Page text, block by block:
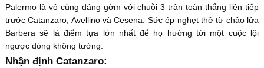
Palermo là vô cùng đáng gờm với chuỗi 3 trận toàn thắng liên tiếp
trước Catanzaro, Avellino và Cesena. Sức ép nghẹt thở từ chảo lửa
Barbera sẽ là điểm tựa lớn nhất để họ hướng tới một cuộc lội
ngược dòng không tưởng.
Nhận định Catanzaro: